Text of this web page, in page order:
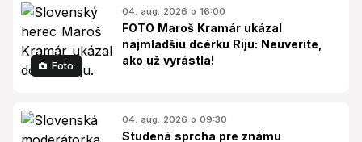
Foto
04. aug. 2026 o 16:00
FOTO Maroš Kramár ukázal
najmladšiu dcérku Riju: Neuveríte,
ako už vyrástla!
04. aug. 2026 o 09:30
Studená sprcha pre známu